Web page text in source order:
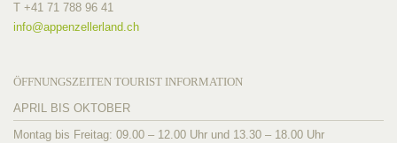
T +41 71 788 96 41
info@appenzellerland.ch
ÖFFNUNGSZEITEN TOURIST INFORMATION
APRIL BIS OKTOBER
Montag bis Freitag: 09.00 – 12.00 Uhr und 13.30 – 18.00 Uhr